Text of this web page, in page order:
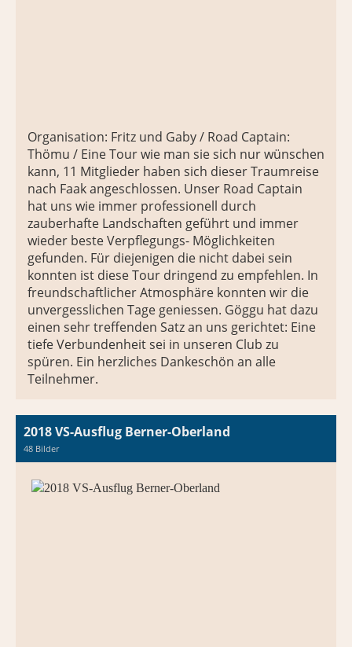
Organisation: Fritz und Gaby / Road Captain:
Thömu / Eine Tour wie man sie sich nur wünschen
kann, 11 Mitglieder haben sich dieser Traumreise
nach Faak angeschlossen. Unser Road Captain
hat uns wie immer professionell durch
zauberhafte Landschaften geführt und immer
wieder beste Verpflegungs- Möglichkeiten
gefunden. Für diejenigen die nicht dabei sein
konnten ist diese Tour dringend zu empfehlen. In
freundschaftlicher Atmosphäre konnten wir die
unvergesslichen Tage geniessen. Göggu hat dazu
einen sehr treffenden Satz an uns gerichtet: Eine
tiefe Verbundenheit sei in unseren Club zu
spüren. Ein herzliches Dankeschön an alle
Teilnehmer.
2018 VS-Ausflug Berner-Oberland
48 Bilder